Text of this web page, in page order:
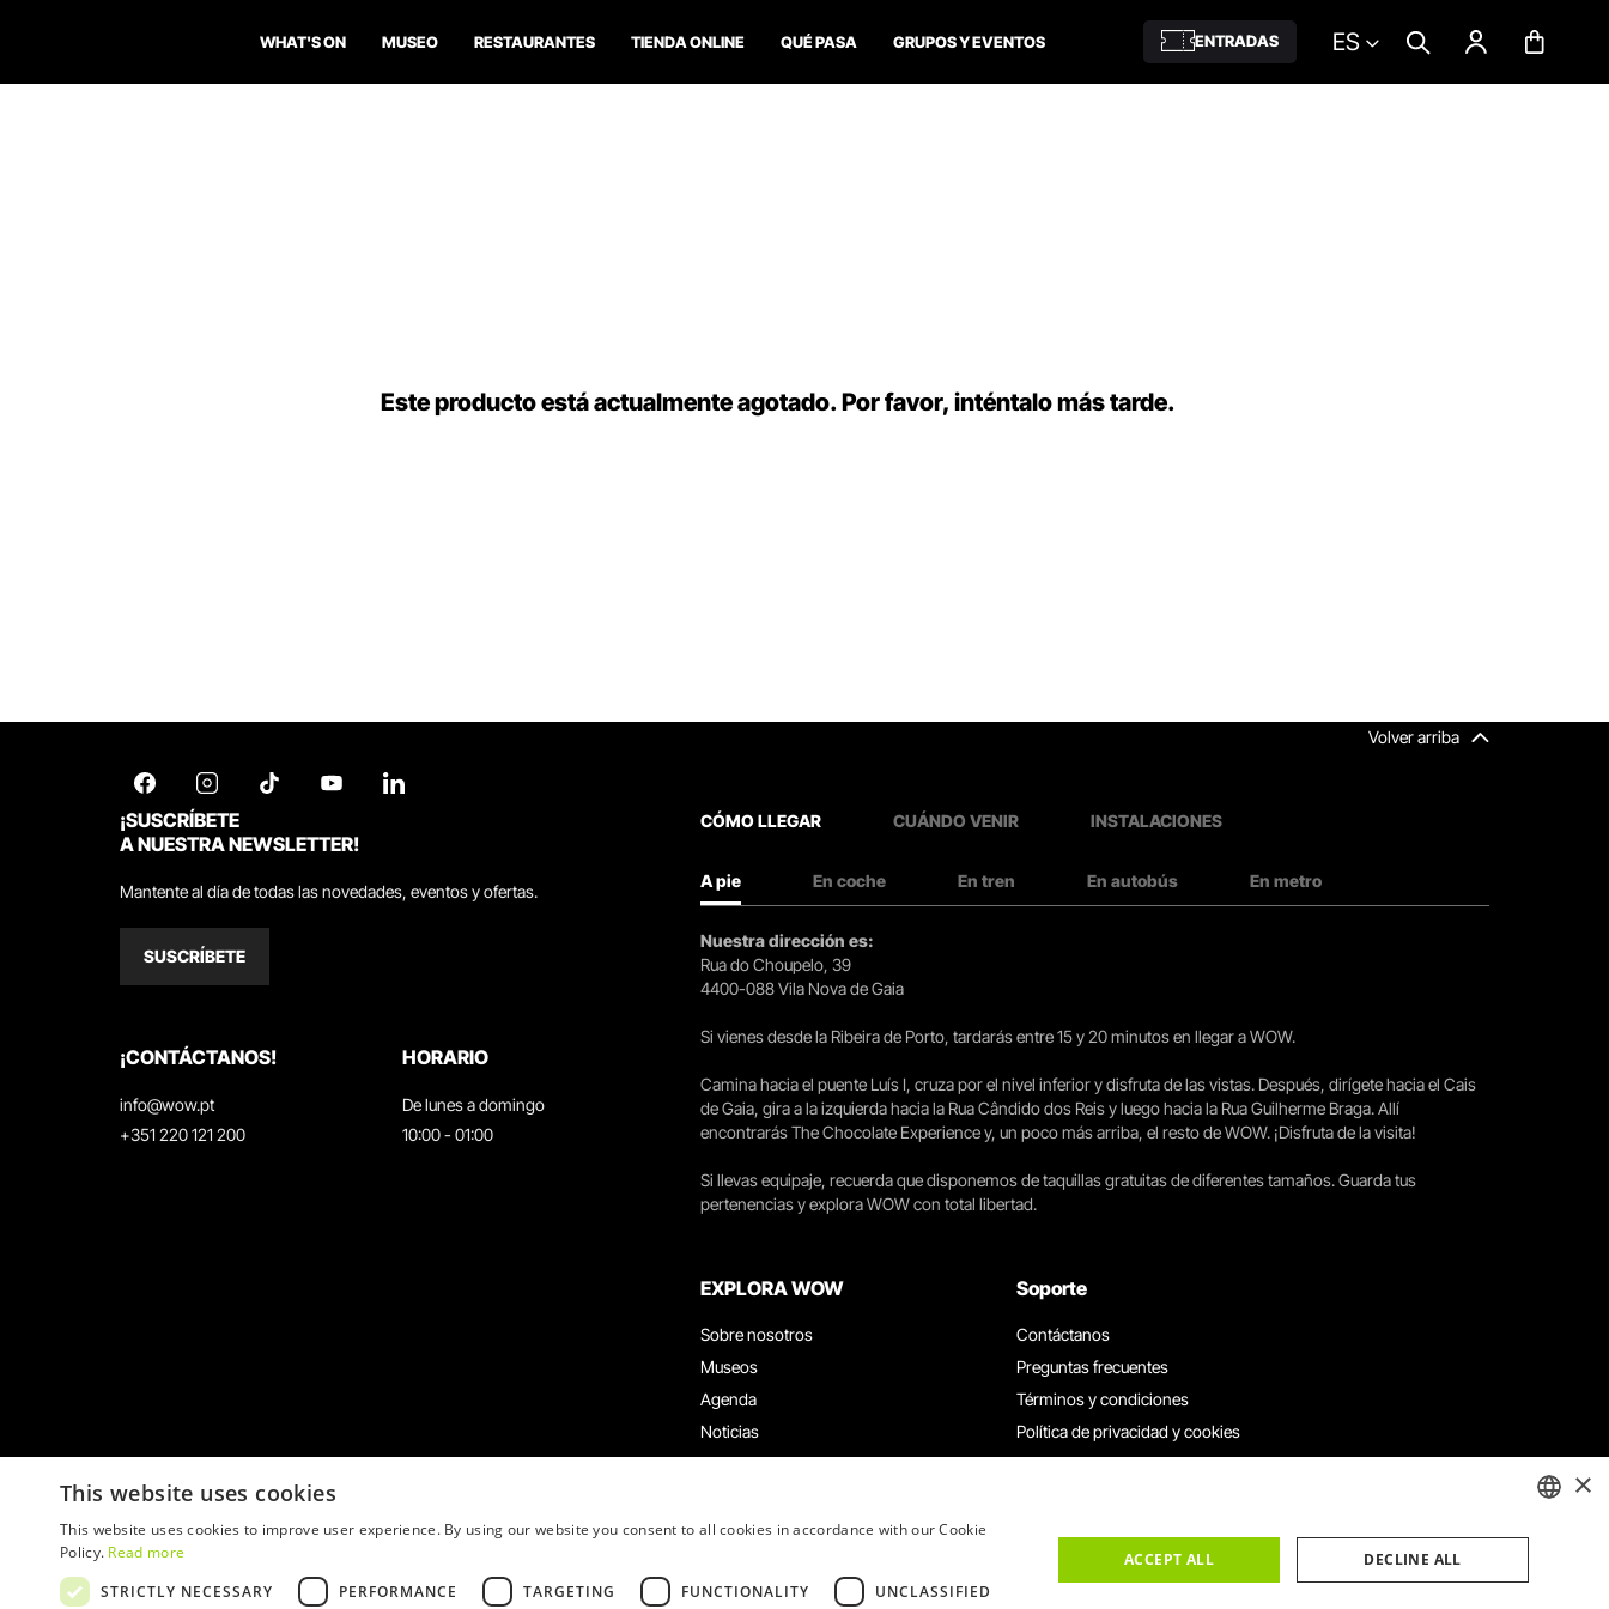
WHAT'S ON MUSEO RESTAURANTES TIENDA ONLINE QUÉ PASA GRUPOS Y EVENTOS ENTRADAS ES
Este producto está actualmente agotado. Por favor, inténtalo más tarde.
Volver arriba
¡SUSCRÍBETE
A NUESTRA NEWSLETTER!
Mantente al día de todas las novedades, eventos y ofertas.
SUSCRÍBETE
¡CONTÁCTANOS!
info@wow.pt
+351 220 121 200
HORARIO
De lunes a domingo
10:00 - 01:00
CÓMO LLEGAR CUÁNDO VENIR INSTALACIONES
A pie En coche En tren En autobús En metro
Nuestra dirección es:
Rua do Choupelo, 39
4400-088 Vila Nova de Gaia
Si vienes desde la Ribeira de Porto, tardarás entre 15 y 20 minutos en llegar a WOW.
Camina hacia el puente Luís I, cruza por el nivel inferior y disfruta de las vistas. Después, dirígete hacia el Cais
de Gaia, gira a la izquierda hacia la Rua Cândido dos Reis y luego hacia la Rua Guilherme Braga. Allí
encontrarás The Chocolate Experience y, un poco más arriba, el resto de WOW. ¡Disfruta de la visita!
Si llevas equipaje, recuerda que disponemos de taquillas gratuitas de diferentes tamaños. Guarda tus
pertenencias y explora WOW con total libertad.
EXPLORA WOW
Sobre nosotros
Museos
Agenda
Noticias
Restaurantes
Grupos y eventos
Soporte
Contáctanos
Preguntas frecuentes
Términos y condiciones
Política de privacidad y cookies
Trabaja con nosotros
×
This website uses cookies
This website uses cookies to improve user experience. By using our website you consent to all cookies in accordance with our Cookie
Policy. Read more
STRICTLY NECESSARY
PERFORMANCE TARGETING FUNCTIONALITY UNCLASSIFIED
ACCEPT ALL DECLINE ALL